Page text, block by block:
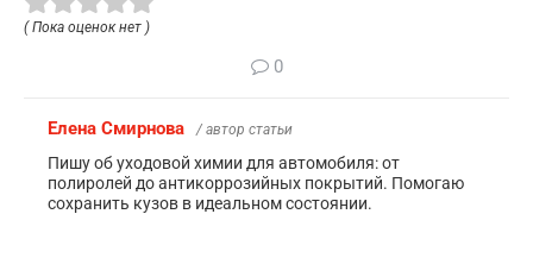
( Пока оценок нет )
0
Елена Смирнова / автор статьи
Пишу об уходовой химии для автомобиля: от
полиролей до антикоррозийных покрытий. Помогаю
сохранить кузов в идеальном состоянии.